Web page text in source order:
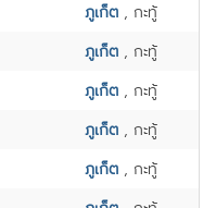
ภูเก็ต , กะทู้
ภูเก็ต , กะทู้
ภูเก็ต , กะทู้
ภูเก็ต , กะทู้
ภูเก็ต , กะทู้